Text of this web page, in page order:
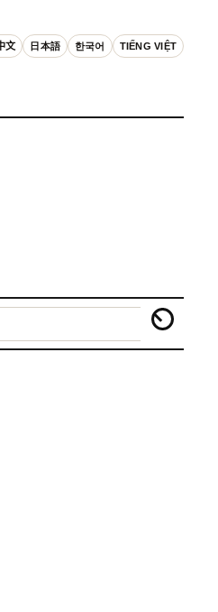
文 日本語 한국어 TIẾNG VIỆT